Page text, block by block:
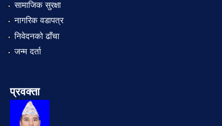
सामाजिक सुरक्षा
नागरिक वडापत्र
निवेदनको ढाँचा
जन्म दर्ता
प्रवक्ता